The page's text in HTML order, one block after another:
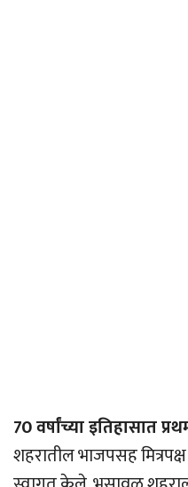
70 वर्षांच्या इतिहासात
शहरातील भाजपसह